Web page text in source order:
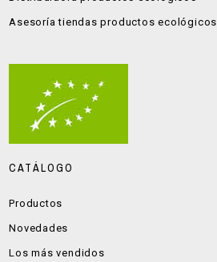
Asesoría tiendas productos ecológicos
CATÁLOGO
Productos
Novedades
Los más vendidos